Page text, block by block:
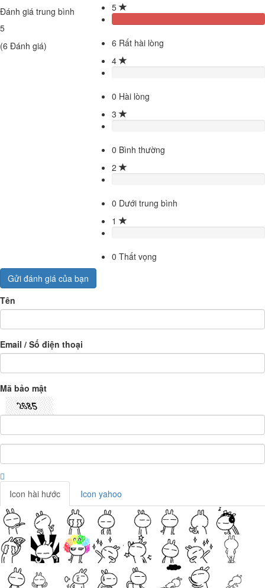
Đánh giá trung bình
5
(6 Đánh giá)
5
6 Rất hài lòng
4
0 Hài lòng
3
0 Bình thường
2
0 Dưới trung bình
1
0 Thất vọng
Gửi đánh giá của bạn
Tên
Email / Số điện thoại
Mã bảo mật
Icon hài hước Icon yahoo